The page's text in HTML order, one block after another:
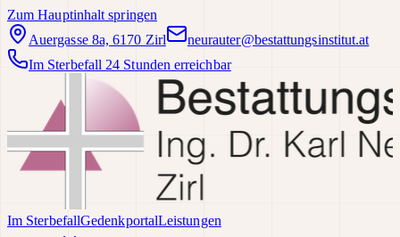
Zum Hauptinhalt springen
Auergasse 8a, 6170 Zirl
neurauter@bestattungsinstitut.at
Im Sterbefall 24 Stunden erreichbar
Im SterbefallGedenkportalLeistungen